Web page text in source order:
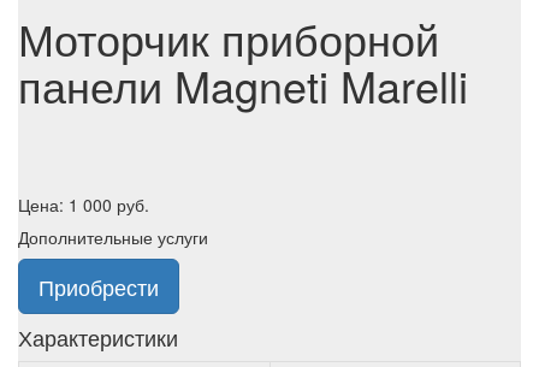
Моторчик приборной
панели Magneti Marelli
Цена: 1 000 руб.
Дополнительные услуги
Приобрести
Характеристики